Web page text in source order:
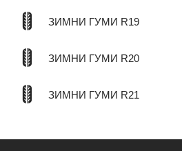
ЗИМНИ ГУМИ R19
ЗИМНИ ГУМИ R20
ЗИМНИ ГУМИ R21